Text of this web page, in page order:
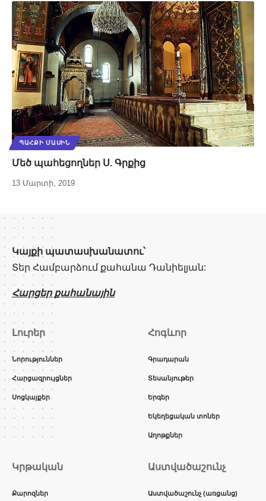
ՊԱՀՔԻ ՄԱՍԻՆ
Մեծ պահեցողներ Ս. Գրքից
13 Մարտի, 2019
Կայքի պատասխանատու՝
Տեր Համբարձում քահանա Դանիելյան:
Հարցեր քահանային
Լուրեր
Նորություններ
Հարցազրույցներ
Սոցկայքեր
Հոգևոր
Գրադարան
Տեսանյութեր
Երգեր
Եկեղեցական տոներ
Աղոթքներ
Կրթական
Քարոզներ
Աստվածաշունչ
Աստվածաշունչ (առցանց)